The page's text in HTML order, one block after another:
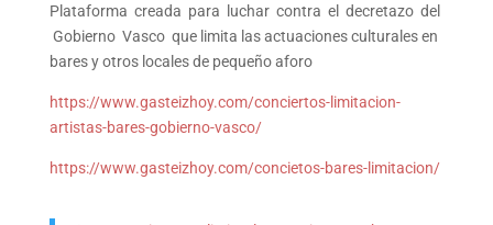
Plataforma creada para luchar contra el decretazo del
Gobierno Vasco que limita las actuaciones culturales en
bares y otros locales de pequeño aforo
https://www.gasteizhoy.com/conciertos-limitacion-
artistas-bares-gobierno-vasco/
https://www.gasteizhoy.com/concietos-bares-limitacion/